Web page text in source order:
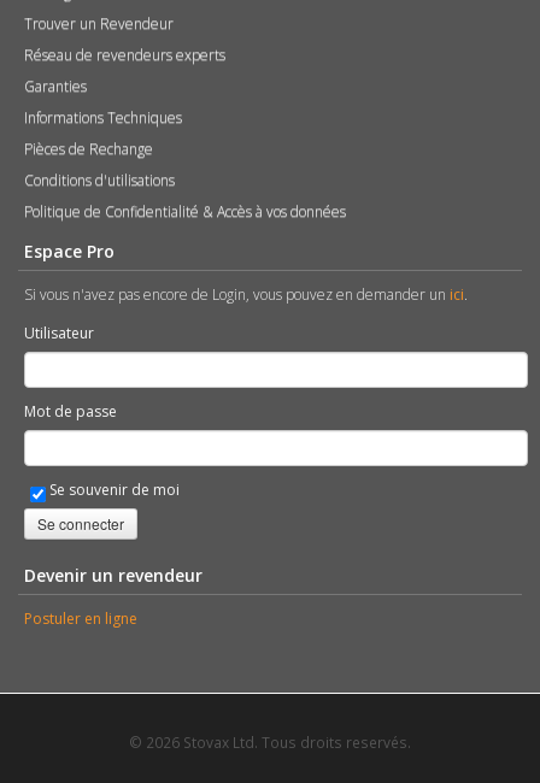
Trouver un Revendeur
Réseau de revendeurs experts
Garanties
Informations Techniques
Pièces de Rechange
Conditions d'utilisations
Politique de Confidentialité & Accès à vos données
Espace Pro
Si vous n'avez pas encore de Login, vous pouvez en demander un ici.
Utilisateur
Mot de passe
Se souvenir de moi
Se connecter
Devenir un revendeur
Postuler en ligne
© 2026 Stovax Ltd. Tous droits reservés.